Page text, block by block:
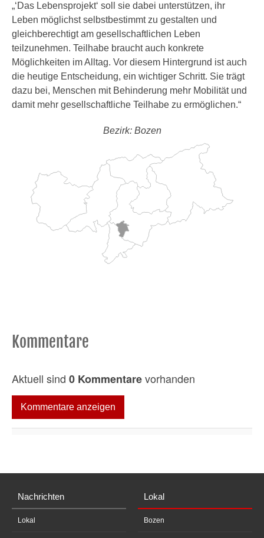
„‘Das Lebensprojekt‘ soll sie dabei unterstützen, ihr
Leben möglichst selbstbestimmt zu gestalten und
gleichberechtigt am gesellschaftlichen Leben
teilzunehmen. Teilhabe braucht auch konkrete
Möglichkeiten im Alltag. Vor diesem Hintergrund ist auch
die heutige Entscheidung, ein wichtiger Schritt. Sie trägt
dazu bei, Menschen mit Behinderung mehr Mobilität und
damit mehr gesellschaftliche Teilhabe zu ermöglichen.“
Bezirk: Bozen
Kommentare
Aktuell sind 0 Kommentarevorhanden
Kommentare anzeigen
Nachrichten
Lokal
Lokal
Bozen